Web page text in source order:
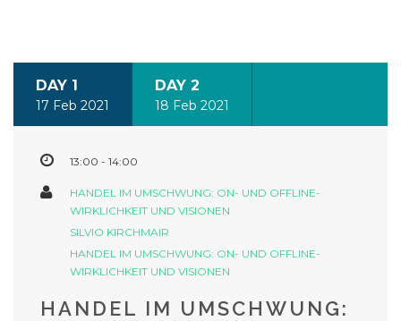
DAY 1
17 Feb 2021
DAY 2
18 Feb 2021
13:00 - 14:00
HANDEL IM UMSCHWUNG: ON- UND OFFLINE-
WIRKLICHKEIT UND VISIONEN
SILVIO KIRCHMAIR
HANDEL IM UMSCHWUNG: ON- UND OFFLINE-
WIRKLICHKEIT UND VISIONEN
HANDEL IM UMSCHWUNG: